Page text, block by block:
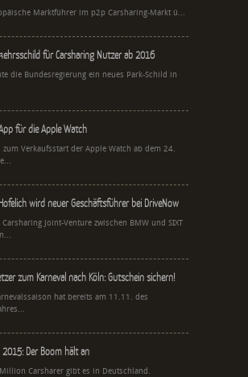
Marktführer im p2p Carsharing-Markt ü...
für Carsharing Nutzer ab 2016
die Bundesregierung ein neues Park-Schild in
für die Apple Watch
zum Verkaufsstart der Apple Watch ab dem 24.
wird neuer Geschäftsführer bei DriveNow
Joint-Venture zwischen BMW und SIXT
zum Karneval nach Köln: Gutschein sichern!
hat bereits am 11.11. des
2015: Der Boom hält an
Carsharer gibt es in Deutschland.